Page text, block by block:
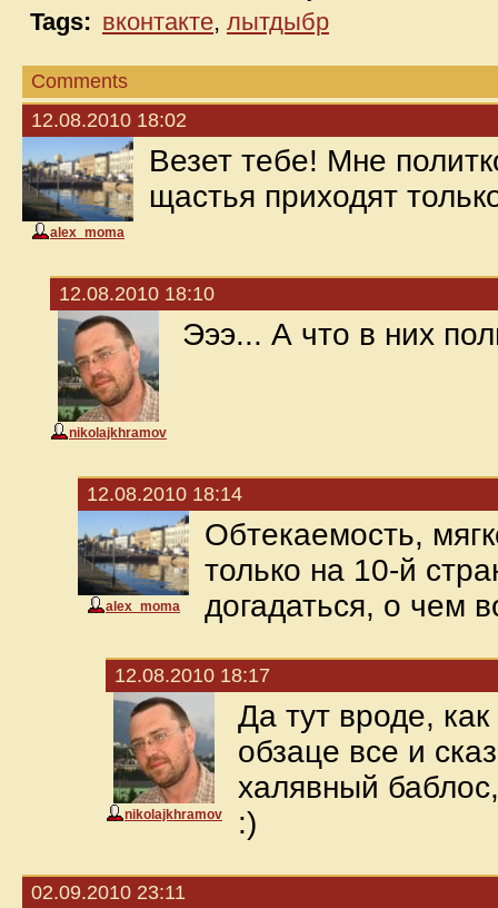
Tags: вконтакте, лытдыбр
Comments
12.08.2010 18:02
alex_moma
Везет тебе! Мне
щастья приходят
12.08.2010 18:10
nikolajkhramov
Эээ... А что в них
12.08.2010 18:14
alex_moma
Обтекаемость,
только на 10-й
догадаться, о чем
12.08.2010 18:17
nikolajkhramov
Да тут вроде,
обзаце все и
халявный
:)
02.09.2010 23:11